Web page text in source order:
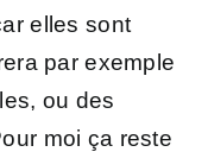
elles sont
par exemple
ou des
moi ça reste